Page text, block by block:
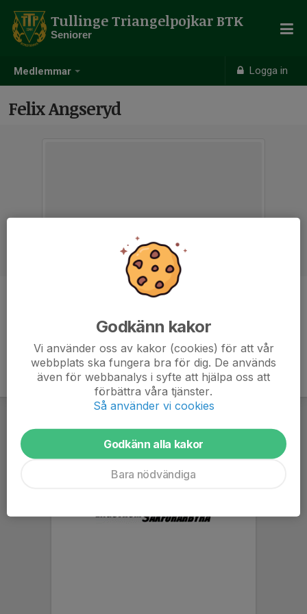
Medlemmar Logga in
Tullinge Triangelpojkar BTK
Seniorer
Felix Angseryd
Godkänn kakor
Vi använder oss av kakor (cookies) för att vår
webbplats ska fungera bra för dig. De används
även för webbanalys i syfte att hjälpa oss att
förbättra våra tjänster.
Så använder vi cookies
Godkänn alla kakor
Bara nödvändiga